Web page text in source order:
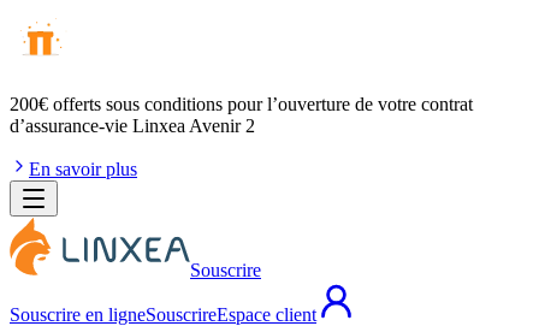
200€ offerts sous conditions pour l’ouverture de votre contrat
d’assurance-vie Linxea Avenir 2
En savoir plus
Souscrire
Souscrire en ligneSouscrireEspace client